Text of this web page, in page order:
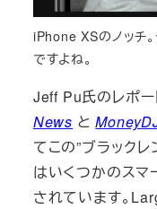
iPhone XSのノッチ
ですよね。
Jeff Pu氏のレポー
News と
てこの”ブラック
はいくつかのスマ
されています。